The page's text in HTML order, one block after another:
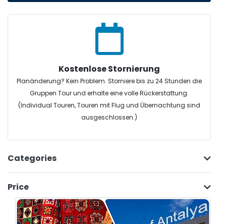
Kostenlose Stornierung
Planänderung? Kein Problem. Storniere bis zu 24 Stunden die
Gruppen Tour und erhalte eine volle Rückerstattung.
(Individual Touren, Touren mit Flug und Übernachtung sind
ausgeschlossen.)
Categories
Price